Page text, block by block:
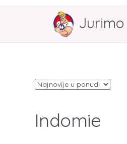
Indomie